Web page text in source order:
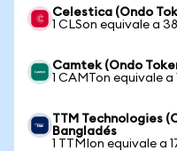
Celestica (Ondo
1 CLSon equivale a
Camtek (Ondo
1 CAMTon equivale a
TTM Technologies
Bangladés
1 TTMIon equivale a